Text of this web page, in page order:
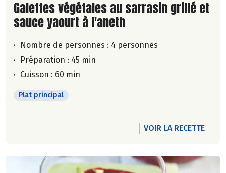
Lire la suite de la recette
Galettes végétales au sarrasin grillé et
sauce yaourt à l'aneth
Nombre de personnes : 4 personnes
Préparation : 45 min
Cuisson : 60 min
Plat principal
VOIR LA RECETTE